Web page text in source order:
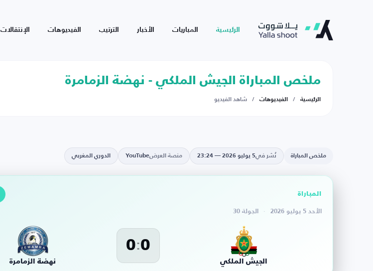
الرئيسية المباريات الأخبار الترتيب الفيديوهات الإنتقالات
ملخص المباراة الجيش الملكي - نهضة الزمامرة
الرئيسية / الفيديوهات / شاهد الفيديو
ملخص المباراة نُشر في5 يوليو 2026 — 23:24 منصة العرضYouTube الدوري المغربي
المباراة
الأحد 5 يوليو 2026 · الجولة 30
الجيش الملكي
0
:
0
نهضة الزمامرة